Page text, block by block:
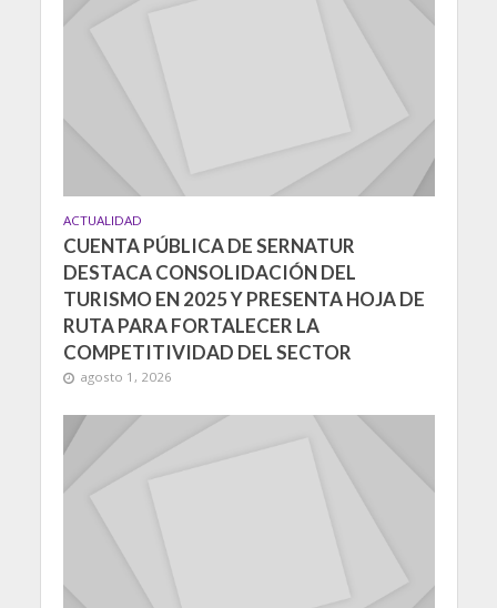
ACTUALIDAD
CUENTA PÚBLICA DE SERNATUR
DESTACA CONSOLIDACIÓN DEL
TURISMO EN 2025 Y PRESENTA HOJA DE
RUTA PARA FORTALECER LA
COMPETITIVIDAD DEL SECTOR
agosto 1, 2026